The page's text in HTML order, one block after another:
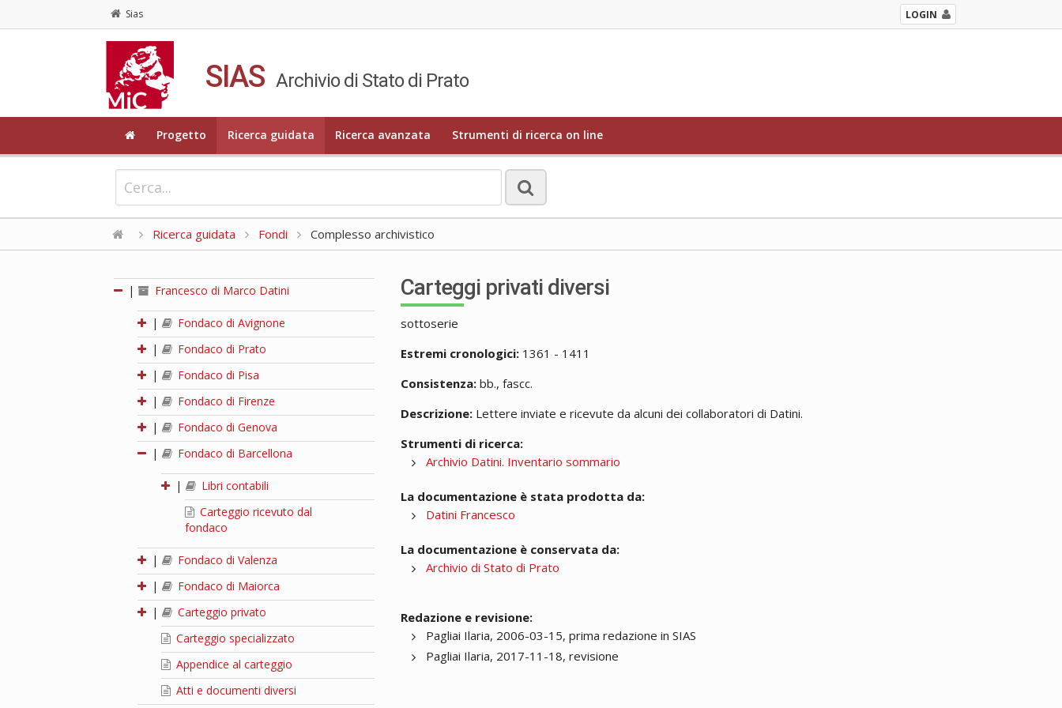
Sias LOGIN
SIAS Archivio di Stato di Prato
Progetto Ricerca guidata Ricerca avanzata Strumenti di ricerca on line
Ricerca guidata Fondi Complesso archivistico
| Francesco di Marco Datini
|
Fondaco di Avignone
|
Fondaco di Prato
|
Fondaco di Pisa
|
Fondaco di Firenze
|
Fondaco di Genova
|
Fondaco di Barcellona
|
Libri contabili
Carteggio ricevuto dal
fondaco
|
Fondaco di Valenza
|
Fondaco di Maiorca
|
Carteggio privato
Carteggio specializzato
Appendice al carteggio
Atti e documenti diversi
Carteggi privati diversi
sottoserie
Estremi cronologici: 1361 - 1411
Consistenza: bb., fascc.
Descrizione: Lettere inviate e ricevute da alcuni dei collaboratori di Datini.
Strumenti di ricerca:
Archivio Datini. Inventario sommario
La documentazione è stata prodotta da:
Datini Francesco
La documentazione è conservata da:
Archivio di Stato di Prato
Redazione e revisione:
Pagliai Ilaria, 2006-03-15, prima redazione in SIAS
Pagliai Ilaria, 2017-11-18, revisione